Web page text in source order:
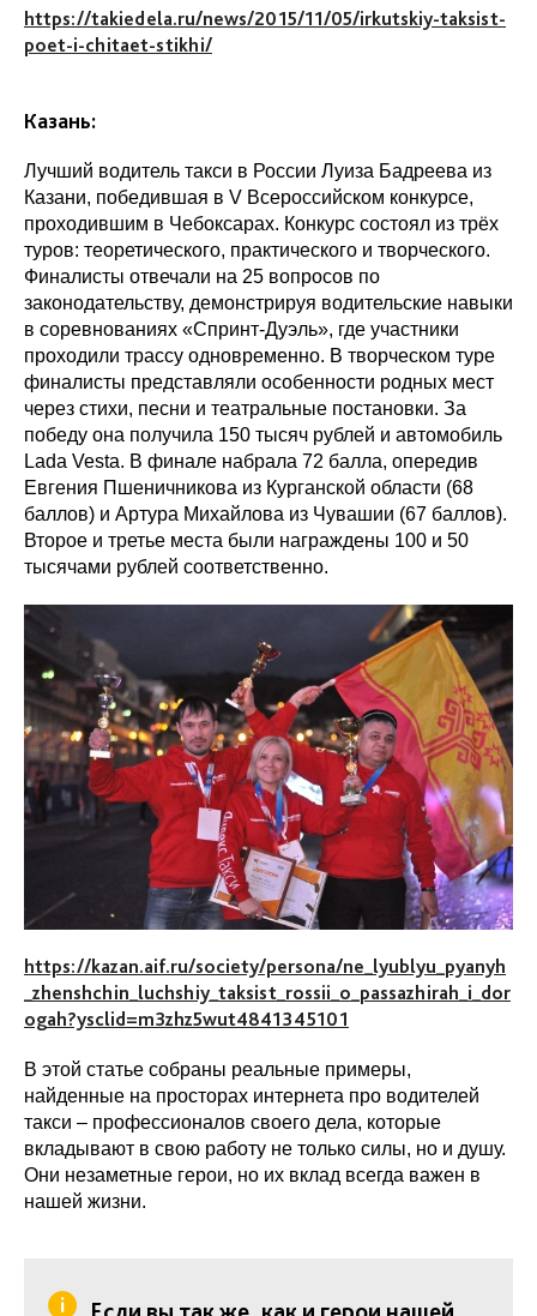
https://takiedela.ru/news/2015/11/05/irkutskiy-taksist-
poet-i-chitaet-stikhi/
Казань:
Лучший водитель такси в России Луиза Бадреева из
Казани, победившая в V Всероссийском конкурсе,
проходившим в Чебоксарах. Конкурс состоял из трёх
туров: теоретического, практического и творческого.
Финалисты отвечали на 25 вопросов по
законодательству, демонстрируя водительские навыки
в соревнованиях «Спринт-Дуэль», где участники
проходили трассу одновременно. В творческом туре
финалисты представляли особенности родных мест
через стихи, песни и театральные постановки. За
победу она получила 150 тысяч рублей и автомобиль
Lada Vesta. В финале набрала 72 балла, опередив
Евгения Пшеничникова из Курганской области (68
баллов) и Артура Михайлова из Чувашии (67 баллов).
Второе и третье места были награждены 100 и 50
тысячами рублей соответственно.
https://kazan.aif.ru/society/persona/ne_lyublyu_pyanyh
_zhenshchin_luchshiy_taksist_rossii_o_passazhirah_i_dor
ogah?ysclid=m3zhz5wut4841345101
В этой статье собраны реальные примеры,
найденные на просторах интернета про водителей
такси – профессионалов своего дела, которые
вкладывают в свою работу не только силы, но и душу.
Они незаметные герои, но их вклад всегда важен в
нашей жизни.